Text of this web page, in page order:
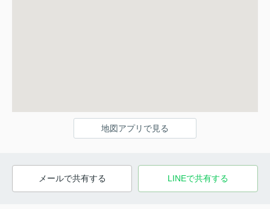
地図アプリで見る
メールで共有する LINEで共有する